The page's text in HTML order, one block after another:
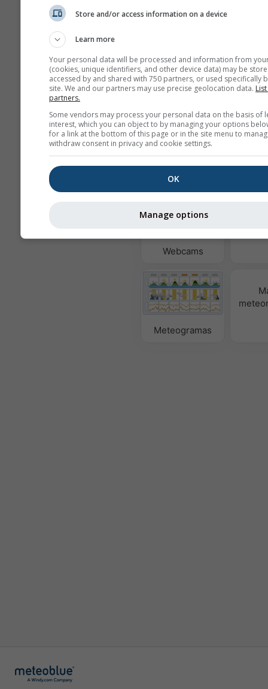
Con imagen de fondo
Con color de fondo
Sin fondo: Texto
Sin fondo: Texto
Más datos meteorológicos
Webcams
Meteogramas
Store and/or access information on a device
Learn more
Your personal data will be processed and information from
(cookies, unique identifiers, and other device data) may be
accessed by and shared with 750 partners, or used specifically
site. We and our partners may use precise geolocation data.
partners.
Some vendors may process your personal data on the basis of
interest, which you can object to by managing your options
for a link at the bottom of this page or in the site menu to
withdraw consent in privacy and cookie settings.
OK
Manage options